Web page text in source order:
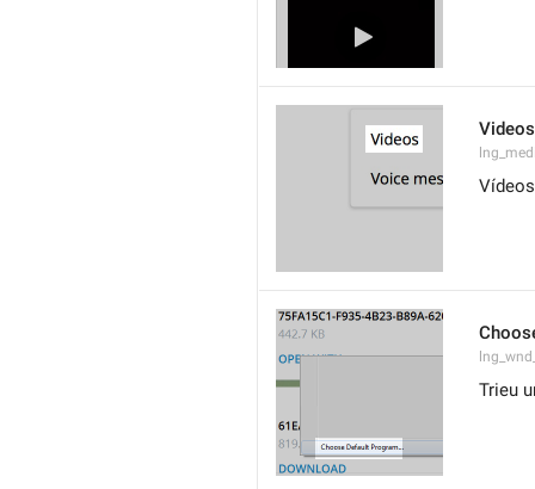
Videos
Vídeos
Trieu